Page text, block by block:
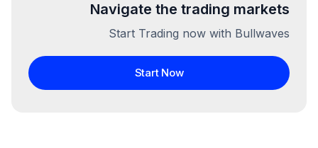
Navigate the trading markets
Start Trading now with Bullwaves
Start Now